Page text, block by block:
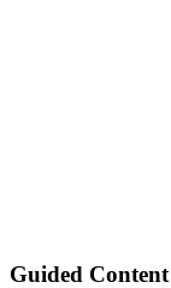
Guided Content